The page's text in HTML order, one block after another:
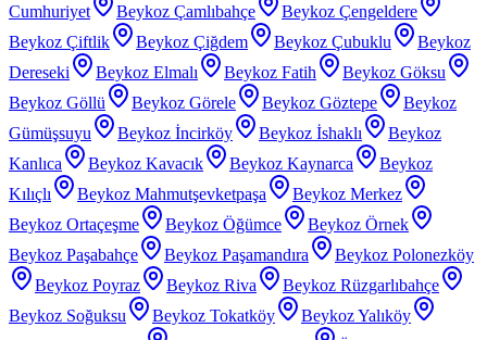
Cumhuriyet
Beykoz Çamlıbahçe
Beykoz Çengeldere
Beykoz Çiftlik
Beykoz Çiğdem Beykoz Çubuklu
Beykoz
Dereseki
Beykoz Elmalı Beykoz Fatih
Beykoz Göksu
Beykoz Göllü
Beykoz Görele Beykoz Göztepe
Beykoz
Gümüşsuyu
Beykoz İncirköy Beykoz İshaklı
Beykoz
Kanlıca
Beykoz Kavacık Beykoz Kaynarca
Beykoz
Kılıçlı
Beykoz Mahmutşevketpaşa
Beykoz Merkez
Beykoz Ortaçeşme
Beykoz Öğümce
Beykoz Örnek
Beykoz Paşabahçe
Beykoz Paşamandıra
Beykoz Polonezköy
Beykoz Poyraz
Beykoz Riva
Beykoz Rüzgarlıbahçe
Beykoz Soğuksu
Beykoz Tokatköy
Beykoz Yalıköy